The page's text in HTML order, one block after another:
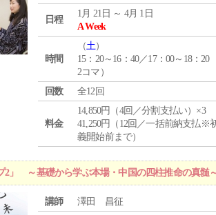
日程
1月 21日 ～ 4月 1日
A Week
時間
（土）
15：20～16：40／17：00～18：20
2コマ）
回数
全12回
料金
14,850円（4回／分割支払い）×3
41,250円（12回／一括前納支払※
義開始前まで）
2」 ～基礎から学ぶ本場・中国の四柱推命の真髄
講師 澤田 昌征